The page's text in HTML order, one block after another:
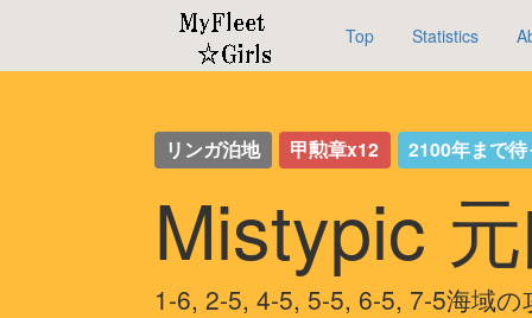
Top Statistics
リンガ泊地 甲勲章x12 2100年まで
Mistypic
1-6, 2-5, 4-5, 5-5, 6-5, 7-5海域の